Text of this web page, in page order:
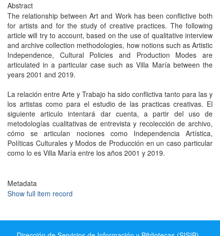
Abstract
The relationship between Art and Work has been conflictive both
for artists and for the study of creative practices. The following
article will try to account, based on the use of qualitative interview
and archive collection methodologies, how notions such as Artistic
Independence, Cultural Policies and Production Modes are
articulated in a particular case such as Villa María between the
years 2001 and 2019.
La relación entre Arte y Trabajo ha sido conflictiva tanto para las y
los artistas como para el estudio de las practicas creativas. El
siguiente articulo intentará dar cuenta, a partir del uso de
metodologías cualitativas de entrevista y recolección de archivo,
cómo se articulan nociones como Independencia Artística,
Políticas Culturales y Modos de Producción en un caso particular
como lo es Villa María entre los años 2001 y 2019.
Metadata
Show full item record